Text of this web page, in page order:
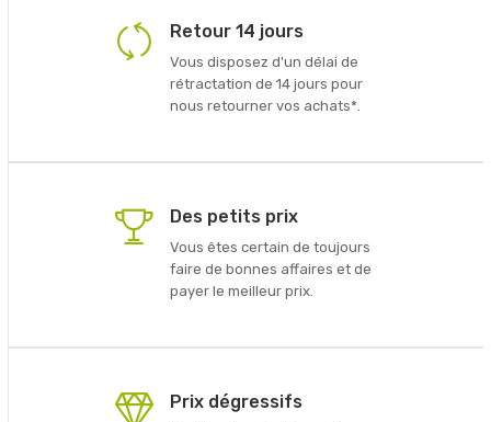
Retour 14 jours
Vous disposez d'un délai de
rétractation de 14 jours pour
nous retourner vos achats*.
Des petits prix
Vous êtes certain de toujours
faire de bonnes affaires et de
payer le meilleur prix.
Prix dégressifs